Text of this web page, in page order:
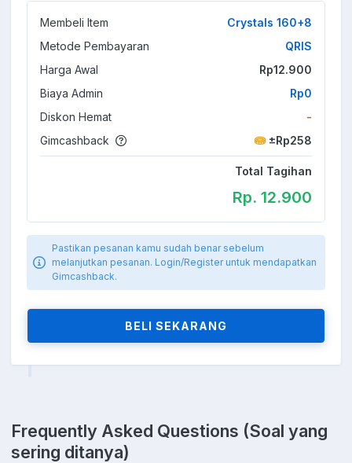
Membeli Item
Crystals 160+8
Metode Pembayaran
QRIS
Harga Awal
Rp12.900
Biaya Admin
Rp0
Diskon Hemat
-
Gimcashback
±Rp258
Total Tagihan
Rp. 12.900
Pastikan pesanan kamu sudah benar sebelum
melanjutkan pesanan. Login/Register untuk mendapatkan
Gimcashback.
BELI SEKARANG
Frequently Asked Questions (Soal yang
sering ditanya)